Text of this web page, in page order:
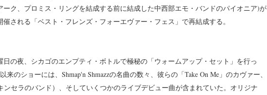
ーク、プロミス・リングを結成する前に結成した中西部エモ・バンドのパイオニア)が
される「ベスト・フレンズ・フォーエヴァー・フェス」で再結成する。
日の夜、シカゴのエンプティ・ボトルで極秘の「ウォームアップ・セット」を行っ
来のショーには、Shmap'n Shmazzの名曲の数々、彼らの「Take On Me」のカヴァー、
ンセラのバンド）、そしていくつかのライブデビュー曲が含まれていた。オリジナ